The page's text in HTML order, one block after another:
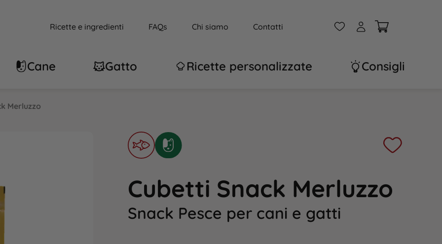
Ricette e ingredienti FAQs Chi siamo Contatti W A
Cane Gatto Ricette personalizzate Consigli
Merluzzo
Cubetti Snack Merluzzo
Snack Pesce per cani e gatti